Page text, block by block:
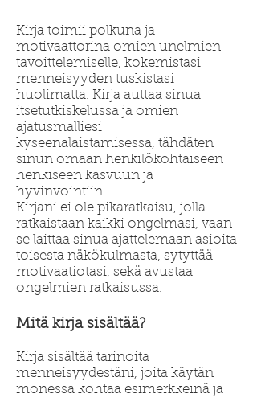
Kirja toimii polkuna ja
motivaattorina omien unelmien
tavoittelemiselle, kokemistasi
menneisyyden tuskistasi
huolimatta. Kirja auttaa sinua
itsetutkiskelussa ja omien
ajatusmalliesi
kyseenalaistamisessa, tähdäten
sinun omaan henkilökohtaiseen
henkiseen kasvuun ja
hyvinvointiin.
Kirjani ei ole pikaratkaisu, jolla
ratkaistaan kaikki ongelmasi, vaan
se laittaa sinua ajattelemaan asioita
toisesta näkökulmasta, sytyttää
motivaatiotasi, sekä avustaa
ongelmien ratkaisussa.
Mitä kirja sisältää?
Kirja sisältää tarinoita
menneisyydestäni, joita käytän
monessa kohtaa esimerkkeinä ja